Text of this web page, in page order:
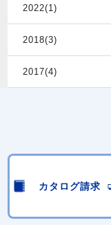
2022(1)
2018(3)
2017(4)
カタログ請求